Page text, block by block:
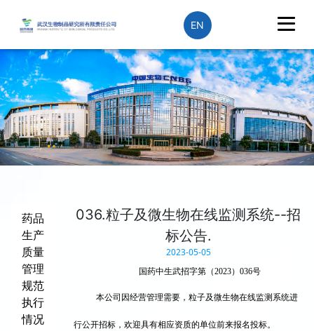
EN
药品
生产
质量
管理
规范
执行
情况
036.粒子及微生物在线监测系统--招
标公告.
2023-05-05
国药中生武招字第（2023）036号
本公司因经营管理需要，粒子及微生物在线监测系统进
行公开招标，欢迎具有相应资质的单位前来报名投标。